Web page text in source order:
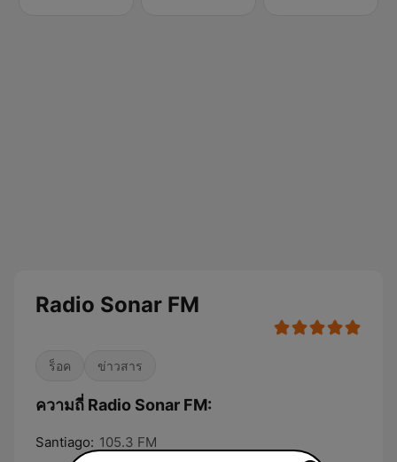
Radio Sonar FM
ร็อค ข่าวสาร
ความถี่ Radio Sonar FM:
Santiago: 105.3 FM